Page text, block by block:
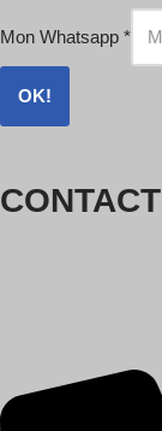
Mon Whatsapp *
OK!
CONTACT